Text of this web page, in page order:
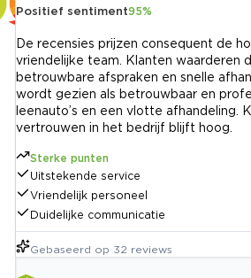
Positief sentiment95%
De recensies prijzen consequent de
vriendelijke team. Klanten waarderen
betrouwbare afspraken en snelle
wordt gezien als betrouwbaar en
leenauto’s en een vlotte afhandeling.
vertrouwen in het bedrijf blijft hoog.
Sterke punten
Uitstekende service
Vriendelijk personeel
Duidelijke communicatie
Gebaseerd op 32 reviews